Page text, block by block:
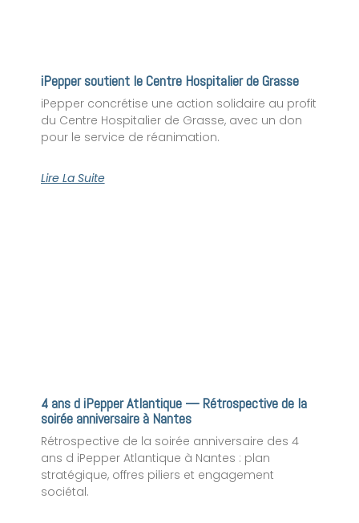
iPepper soutient le Centre Hospitalier de Grasse
iPepper concrétise une action solidaire au profit
du Centre Hospitalier de Grasse, avec un don
pour le service de réanimation.
Lire La Suite
4 ans d iPepper Atlantique — Rétrospective de la
soirée anniversaire à Nantes
Rétrospective de la soirée anniversaire des 4
ans d iPepper Atlantique à Nantes : plan
stratégique, offres piliers et engagement
sociétal.